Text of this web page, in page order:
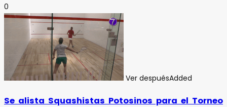
0
Ver despuésAdded
Se alista Squashistas Potosinos para el Torneo